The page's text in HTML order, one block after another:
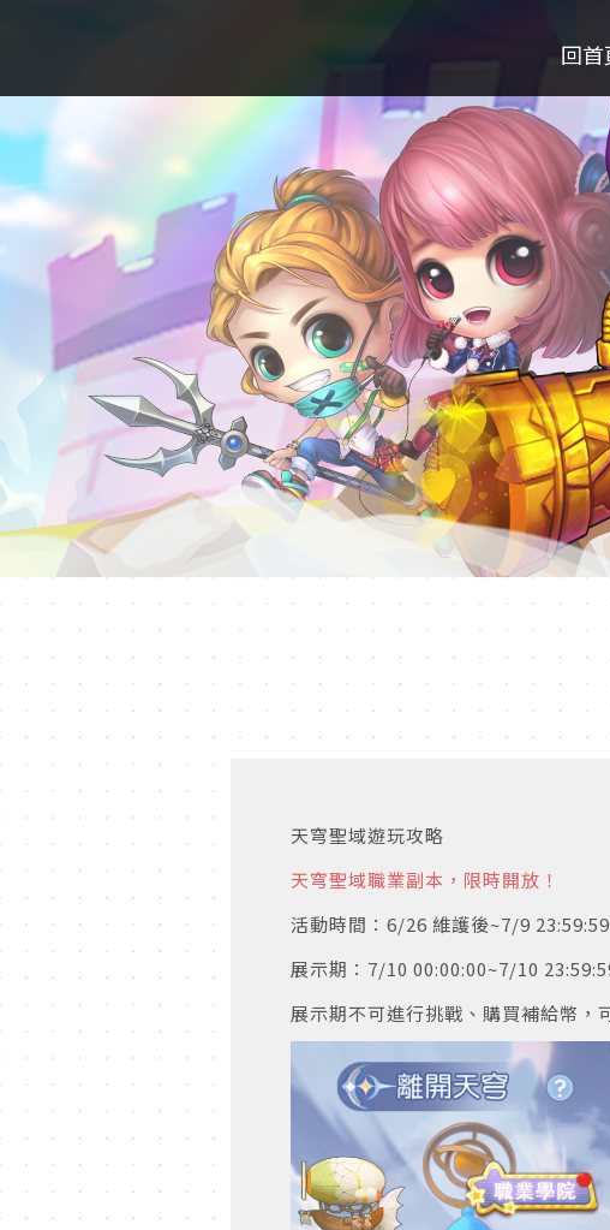
回首
天穹聖域遊玩攻略
天穹聖域職業副本，限時開放 ！
活動時間：6/26 維護後~7/9 23:59:59
展示期：7/10 00:00:00~7/10
展示期不可進行挑戰、購買補給幣，